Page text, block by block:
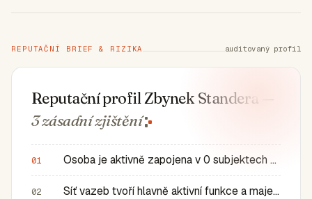
REPUTAČNÍ BRIEF & RIZIKA auditovaný profil
Reputační profil Zbynek Standera
—
3 zásadnízjištění
01 Osoba je aktivně zapojena v 0 subjektech a má 0 historic…
02 Síť vazeb tvoří hlavně aktivní funkce a majetkové role v…